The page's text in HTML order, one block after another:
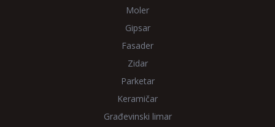
Moler
Gipsar
Fasader
Zidar
Parketar
Keramičar
Građevinski limar